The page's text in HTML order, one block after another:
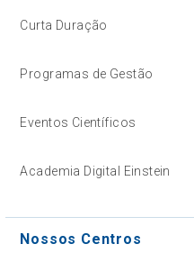
Curta Duração
Programas de Gestão
Eventos Científicos
Academia Digital Einstein
Nossos Centros